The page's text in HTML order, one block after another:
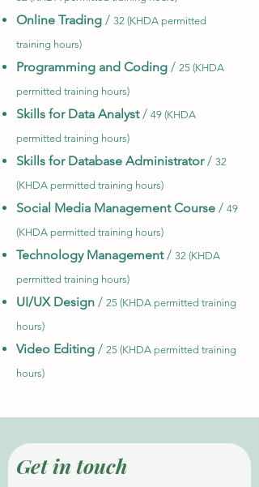
Online Trading / 32 (KHDA permitted
training hours)
Programming and Coding / 25 (KHDA
permitted training hours)
Skills for Data Analyst/ 49 (KHDA
permitted training hours)
Skills for Database Administrator/ 32
(KHDA permitted training hours)
Social Media Management Course / 49
(KHDA permitted training hours)
Technology Management/ 32 (KHDA
permitted training hours)
UI/UX Design / 25 (KHDA permitted training
hours)
Video Editing / 25 (KHDA permitted training
hours)
Get in touch